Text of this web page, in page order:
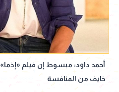
أحمد داود: مبسوط إن فيلم
خايف من المنافسة